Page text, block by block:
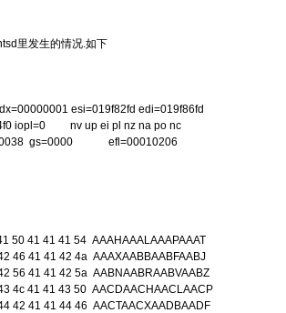
里发生的情况.如下
esi=019f82fd edi=019f86fd
iopl=0 nv up ei pl nz na po nc
gs=0000 efl=00010206
50 41 41 41 54 AAAHAAALAAAPAAAT
46 41 41 42 4a AAAXAABBAABFAABJ
56 41 41 42 5a AABNAABRAABVAABZ
4c 41 41 43 50 AACDAACHAACLAACP
42 41 41 44 46 AACTAACXAADBAADF